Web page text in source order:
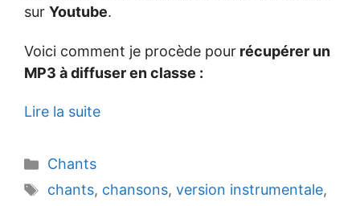
sur Youtube.
Voici comment je procède pour récupérer un
MP3 à diffuser en classe :
Lire la suite
Catégories
Chants
Étiquettes
chants, chansons, version instrumentale,